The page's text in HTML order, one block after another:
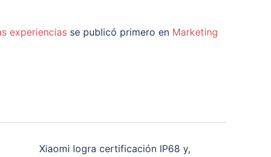
experiencias se publicó primero en Marketing
Xiaomi logra certificación IP68 y,